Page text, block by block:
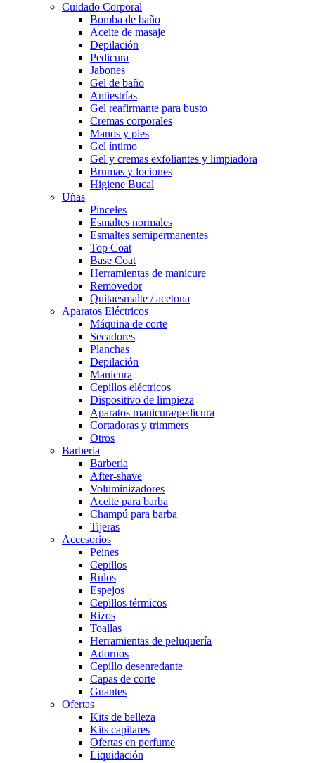
Cuidado Corporal
Bomba de baño
Aceite de masaje
Depilación
Pedicura
Jabones
Gel de baño
Antiestrías
Gel reafirmante para busto
Cremas corporales
Manos y pies
Gel íntimo
Gel y cremas exfoliantes y limpiadora
Brumas y lociones
Higiene Bucal
Uñas
Pinceles
Esmaltes normales
Esmaltes semipermanentes
Top Coat
Base Coat
Herramientas de manicure
Removedor
Quitaesmalte / acetona
Aparatos Eléctricos
Máquina de corte
Secadores
Planchas
Depilación
Manicura
Cepillos eléctricos
Dispositivo de limpieza
Aparatos manicura/pedicura
Cortadoras y trimmers
Otros
Barberia
Barberia
After-shave
Voluminizadores
Aceite para barba
Champú para barba
Tijeras
Accesorios
Peines
Cepillos
Rulos
Espejos
Cepillos térmicos
Rizos
Toallas
Herramientas de peluquería
Adornos
Cepillo desenredante
Capas de corte
Guantes
Ofertas
Kits de belleza
Kits capilares
Ofertas en perfume
Liquidación